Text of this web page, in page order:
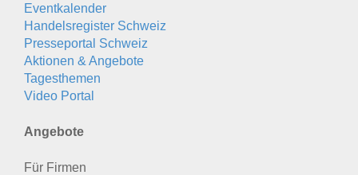
Eventkalender
Handelsregister Schweiz
Presseportal Schweiz
Aktionen & Angebote
Tagesthemen
Video Portal
Angebote
Für Firmen